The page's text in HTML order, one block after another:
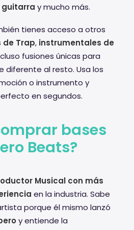
y mucho más.
tienes acceso a otros
de Trap, instrumentales de
fusiones únicas para
diferente al resto. Usa los
o instrumento y
en segundos.
bases
Beats?
Musical con más
en la industria. Sabe
porque él mismo lanzó
y entiende la